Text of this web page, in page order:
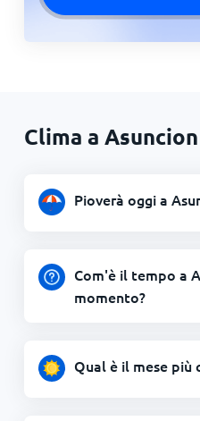
Clima a
Pioverà oggi a
Com'è il tempo a
momento?
Qual è il mese più